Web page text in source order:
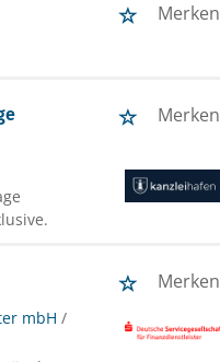
Merken
Merken
Merken
mbH /